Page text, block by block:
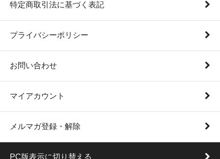
特定商取引法に基づく表記
プライバシーポリシー
お問い合わせ
マイアカウント
メルマガ登録・解除
PC版表示に切り替える